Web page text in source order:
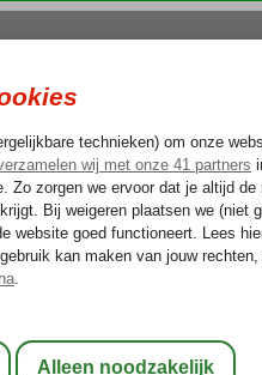
Outlet Deals